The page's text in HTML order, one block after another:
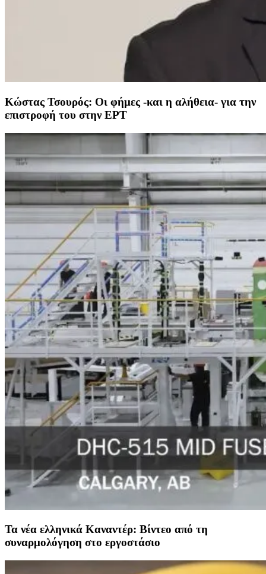
Κώστας Τσουρός: Οι φήμες -και η αλήθεια- για την
επιστροφή του στην ΕΡΤ
Τα νέα ελληνικά Καναντέρ: Βίντεο από τη
συναρμολόγηση στο εργοστάσιο